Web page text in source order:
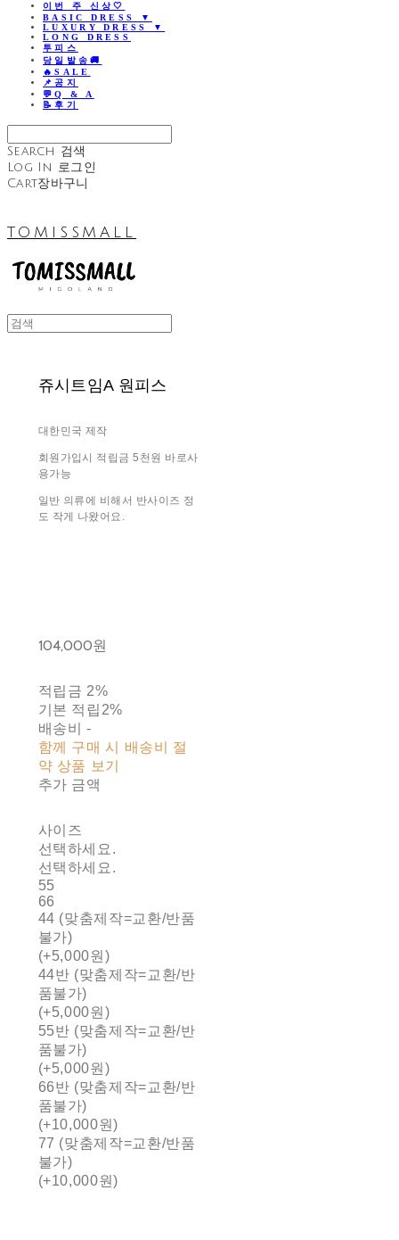
이번 주 신상🤍
BASIC DRESS ▼
LUXURY DRESS ▼
LONG DRESS
투피스
당일발송🚚
🔥SALE
📌공지
💬Q & A
📝후기
Search 검색
Log In 로그인
Cart장바구니
TOMISSMALL
쥬시트임A 원피스
대한민국 제작
회원가입시 적립금 5천원 바로사
용가능
일반 의류에 비해서 반사이즈 정
도 작게 나왔어요.
104,000원
적립금 2%
기본 적립 2%
배송비-
함께 구매 시 배송비 절
약 상품 보기
추가 금액
사이즈
선택하세요.
선택하세요.
55
66
44 (맞춤제작=교환/반품
불가)
(+5,000원)
44반 (맞춤제작=교환/반
품불가)
(+5,000원)
55반 (맞춤제작=교환/반
품불가)
(+5,000원)
66반 (맞춤제작=교환/반
품불가)
(+10,000원)
77 (맞춤제작=교환/반품
불가)
(+10,000원)